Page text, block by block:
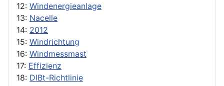
12: Windenergieanlage
13: Nacelle
14: 2012
15: Windrichtung
16: Windmessmast
17: Effizienz
18: DIBt-Richtlinie